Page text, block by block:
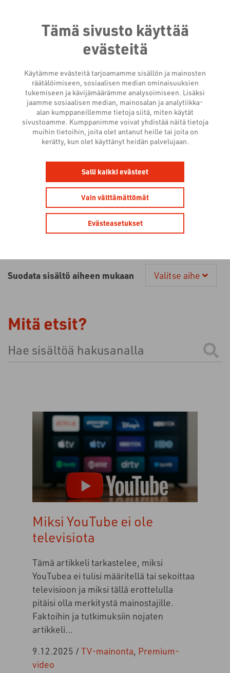
Tämä sivusto käyttää
evästeitä
Käytämme evästeitä tarjoamamme sisällön ja mainosten
räätälöimiseen, sosiaalisen median ominaisuuksien
tukemiseen ja kävijämäärämme analysoimiseen. Lisäksi
jaamme sosiaalisen median, mainosalan ja analytiikka-
alan kumppaneillemme tietoja siitä, miten käytät
sivustoamme. Kumppanimme voivat yhdistää näitä tietoja
muihin tietoihin, joita olet antanut heille tai joita on
kerätty, kun olet käyttänyt heidän palvelujaan.
Salli kaikki evästeet
Vain välttämättömät
Evästeasetukset
AJANKOHTAISTA
Suodata sisältö aiheen mukaan Valitse aihe
Mitä etsit?
Tämä on hakukenttä, johon on liitetty automaattinen
Miksi YouTube ei ole
televisiota
Tämä artikkeli tarkastelee, miksi
YouTubea ei tulisi määritellä tai sekoittaa
televisioon ja miksi tällä erottelulla
pitäisi olla merkitystä mainostajille.
Faktoihin ja tutkimuksiin nojaten
artikkeli...
9.12.2025 /TV-mainonta, Premium-
video